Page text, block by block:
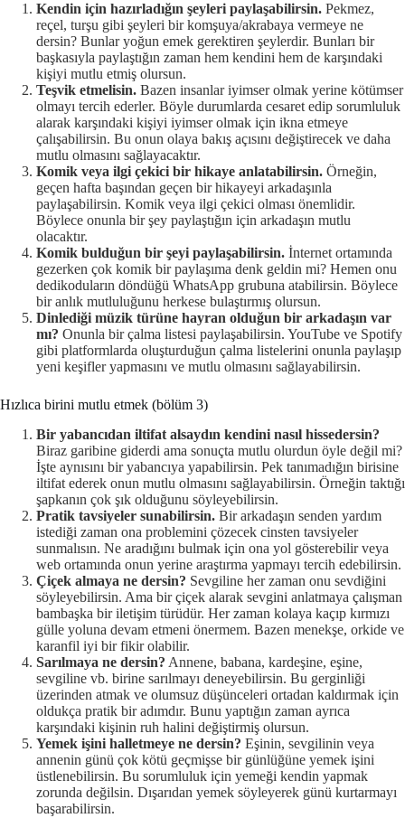
Kendin için hazırladığın şeyleri paylaşabilirsin. Pekmez,
reçel, turşu gibi şeyleri bir komşuya/akrabaya vermeye ne
dersin? Bunlar yoğun emek gerektiren şeylerdir. Bunları bir
başkasıyla paylaştığın zaman hem kendini hem de karşındaki
kişiyi mutlu etmiş olursun.
Teşvik etmelisin. Bazen insanlar iyimser olmak yerine kötümser
olmayı tercih ederler. Böyle durumlarda cesaret edip sorumluluk
alarak karşındaki kişiyi iyimser olmak için ikna etmeye
çalışabilirsin. Bu onun olaya bakış açısını değiştirecek ve daha
mutlu olmasını sağlayacaktır.
Komik veya ilgi çekici bir hikaye anlatabilirsin. Örneğin,
geçen hafta başından geçen bir hikayeyi arkadaşınla
paylaşabilirsin. Komik veya ilgi çekici olması önemlidir.
Böylece onunla bir şey paylaştığın için arkadaşın mutlu
olacaktır.
Komik bulduğun bir şeyi paylaşabilirsin. İnternet ortamında
gezerken çok komik bir paylaşıma denk geldin mi? Hemen onu
dedikoduların döndüğü WhatsApp grubuna atabilirsin. Böylece
bir anlık mutluluğunu herkese bulaştırmış olursun.
Dinlediği müzik türüne hayran olduğun bir arkadaşın var
mı? Onunla bir çalma listesi paylaşabilirsin. YouTube ve Spotify
gibi platformlarda oluşturduğun çalma listelerini onunla paylaşıp
yeni keşifler yapmasını ve mutlu olmasını sağlayabilirsin.
Hızlıca birini mutlu etmek (bölüm 3)
Bir yabancıdan iltifat alsaydın kendini nasıl hissedersin?
Biraz garibine giderdi ama sonuçta mutlu olurdun öyle değil mi?
İşte aynısını bir yabancıya yapabilirsin. Pek tanımadığın birisine
iltifat ederek onun mutlu olmasını sağlayabilirsin. Örneğin taktığı
şapkanın çok şık olduğunu söyleyebilirsin.
Pratik tavsiyeler sunabilirsin. Bir arkadaşın senden yardım
istediği zaman ona problemini çözecek cinsten tavsiyeler
sunmalısın. Ne aradığını bulmak için ona yol gösterebilir veya
web ortamında onun yerine araştırma yapmayı tercih edebilirsin.
Çiçek almaya ne dersin? Sevgiline her zaman onu sevdiğini
söyleyebilirsin. Ama bir çiçek alarak sevgini anlatmaya çalışman
bambaşka bir iletişim türüdür. Her zaman kolaya kaçıp kırmızı
gülle yoluna devam etmeni önermem. Bazen menekşe, orkide ve
karanfil iyi bir fikir olabilir.
Sarılmaya ne dersin? Annene, babana, kardeşine, eşine,
sevgiline vb. birine sarılmayı deneyebilirsin. Bu gerginliği
üzerinden atmak ve olumsuz düşünceleri ortadan kaldırmak için
oldukça pratik bir adımdır. Bunu yaptığın zaman ayrıca
karşındaki kişinin ruh halini değiştirmiş olursun.
Yemek işini halletmeye ne dersin? Eşinin, sevgilinin veya
annenin günü çok kötü geçmişse bir günlüğüne yemek işini
üstlenebilirsin. Bu sorumluluk için yemeği kendin yapmak
zorunda değilsin. Dışarıdan yemek söyleyerek günü kurtarmayı
başarabilirsin.